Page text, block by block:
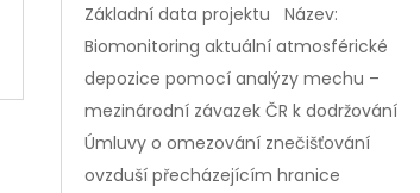
Základní data projektu Název:
Biomonitoring aktuální atmosférické
depozice pomocí analýzy mechu –
mezinárodní závazek ČR k dodržování
Úmluvy o omezování znečišťování
ovzduší přecházejícím hranice